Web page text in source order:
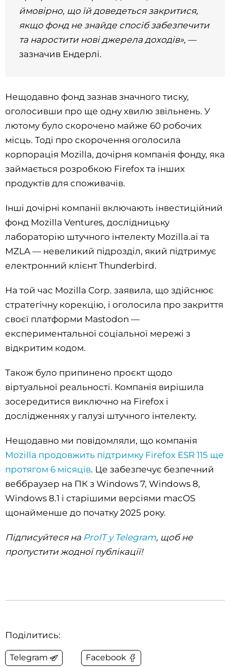
ймовірно, що їй доведеться закритися,
якщо фонд не знайде спосіб забезпечити
та наростити нові джерела доходів»,—
зазначив Ендерлі.
Нещодавно фонд зазнав значного тиску,
оголосивши про ще одну хвилю звільнень. У
лютому було скорочено майже 60 робочих
місць. Тоді про скорочення оголосила
корпорація Mozilla, дочірня компанія фонду, яка
займається розробкою Firefox та інших
продуктів для споживачів.
Інші дочірні компанії включають інвестиційний
фонд Mozilla Ventures, дослідницьку
лабораторію штучного інтелекту Mozilla.ai та
MZLA — невеликий підрозділ, який підтримує
електронний клієнт Thunderbird.
На той час Mozilla Corp. заявила, що здійснює
стратегічну корекцію, і оголосила про закриття
своєї платформи Mastodon —
експериментальної соціальної мережі з
відкритим кодом.
Також було припинено проєкт щодо
віртуальної реальності. Компанія вирішила
зосередитися виключно на Firefox і
дослідженнях у галузі штучного інтелекту.
Нещодавно ми повідомляли, що компанія
Mozilla продовжить підтримку Firefox ESR 115 ще
протягом 6 місяців. Це забезпечує безпечний
веббраузер на ПК з Windows 7, Windows 8,
Windows 8.1 і старішими версіями macOS
щонайменше до початку 2025 року.
Підписуйтеся на ProIT у Telegram, щоб не
пропустити жодної публікації!
Поділитись:
Telegram Facebook